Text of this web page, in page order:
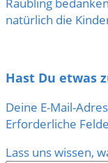
natürlich die
Hast Du etwas
Deine E-Mail-
Erforderliche
Lass uns wissen,